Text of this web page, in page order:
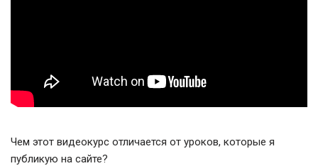
Чем этот видеокурс отличается от уроков, которые я
публикую на сайте?